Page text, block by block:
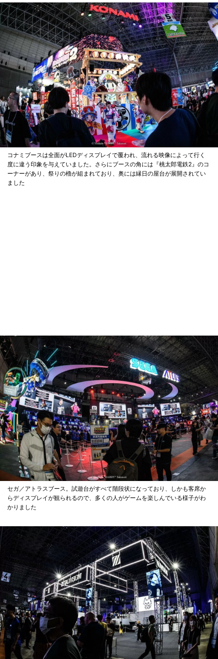
コナミブースは全面がLEDディスプレイで覆われ、流れる映像によって行く
度に違う印象を与えていました。さらにブースの角には『桃太郎電鉄2』のコ
ーナーがあり、祭りの櫓が組まれており、奥には縁日の屋台が展開されてい
ました
セガ／アトラスブース。試遊台がすべて階段状になっており、しかも客席か
らディスプレイが観られるので、多くの人がゲームを楽しんでいる様子がわ
かりました